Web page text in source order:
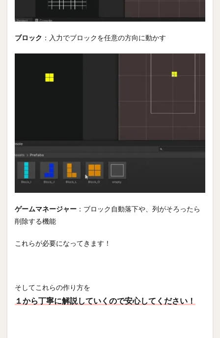
ブロック ：入力でブロックを任意の方向に動かす
ゲームマネージャー ：ブロック自動落下や、列がそろったら
削除する機能
これらが必要になってきます！
そしてこれらの作り方を
１から丁寧に解説していくので安心してください！